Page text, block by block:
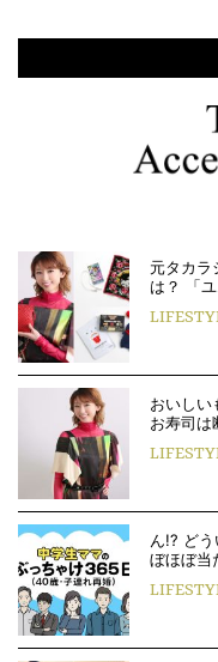
元タカラ
は？ 「
おいしい
お寿司は
ん!? ど
ぼほぼ当